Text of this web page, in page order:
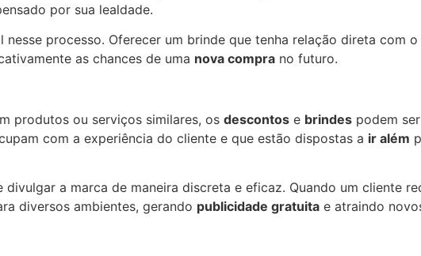
por sua lealdade.
processo. Oferecer um brinde que tenha relação direta com
as chances de uma nova compra no futuro.
produtos ou serviços similares, os descontos e brindes podem
com a experiência do cliente e que estão dispostas a ir além
divulgar a marca de maneira discreta e eficaz. Quando um cliente
diversos ambientes, gerando publicidade gratuita e atraindo